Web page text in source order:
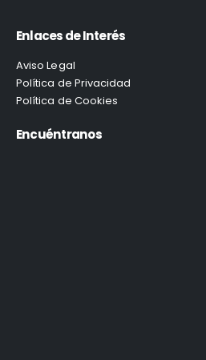
Enlaces de Interés
Aviso Legal
Política de Privacidad
Política de Cookies
Encuéntranos